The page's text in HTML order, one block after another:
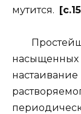
мутится.
насыщенных
настаивание